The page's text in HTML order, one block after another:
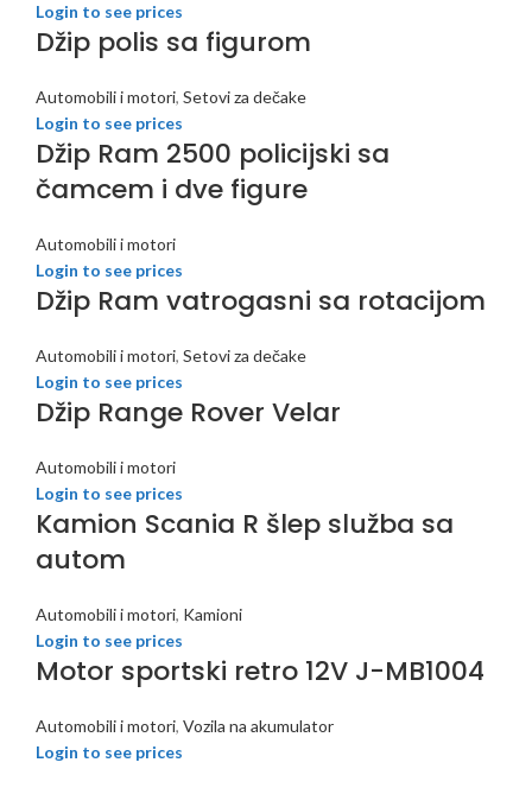
Login to see prices
Džip polis sa figurom
Automobili i motori, Setovi za dečake
Login to see prices
Džip Ram 2500 policijski sa
čamcem i dve figure
Automobili i motori
Login to see prices
Džip Ram vatrogasni sa rotacijom
Automobili i motori, Setovi za dečake
Login to see prices
Džip Range Rover Velar
Automobili i motori
Login to see prices
Kamion Scania R šlep služba sa
autom
Automobili i motori, Kamioni
Login to see prices
Motor sportski retro 12V J-MB1004
Automobili i motori, Vozila na akumulator
Login to see prices